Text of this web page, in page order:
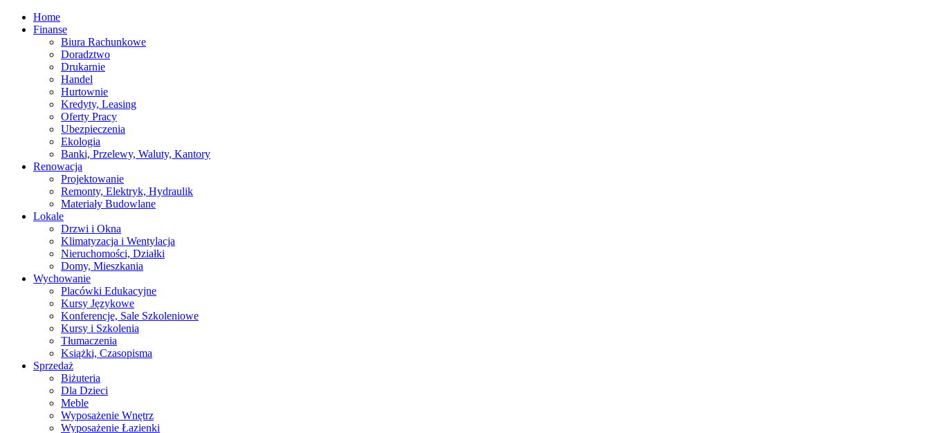
Home
Finanse
Biura Rachunkowe
Doradztwo
Drukarnie
Handel
Hurtownie
Kredyty, Leasing
Oferty Pracy
Ubezpieczenia
Ekologia
Banki, Przelewy, Waluty, Kantory
Renowacja
Projektowanie
Remonty, Elektryk, Hydraulik
Materiały Budowlane
Lokale
Drzwi i Okna
Klimatyzacja i Wentylacja
Nieruchomości, Działki
Domy, Mieszkania
Wychowanie
Placówki Edukacyjne
Kursy Językowe
Konferencje, Sale Szkoleniowe
Kursy i Szkolenia
Tłumaczenia
Książki, Czasopisma
Sprzedaż
Biżuteria
Dla Dzieci
Meble
Wyposażenie Wnętrz
Wyposażenie Łazienki